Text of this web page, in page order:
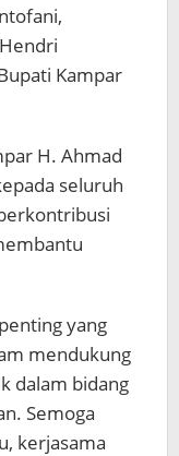
Kampar
H. Ahmad
seluruh
yang
mendukung
dalam bidang
Semoga
kerjasama